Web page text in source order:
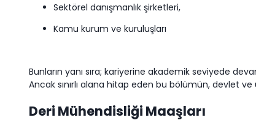
Sektörel danışmanlık şirketleri,
Kamu kurum ve kuruluşları
Bunların yanı sıra; kariyerine akademik seviyede
Ancak sınırlı alana hitap eden bu bölümün, devlet
Deri Mühendisliği Maaşları